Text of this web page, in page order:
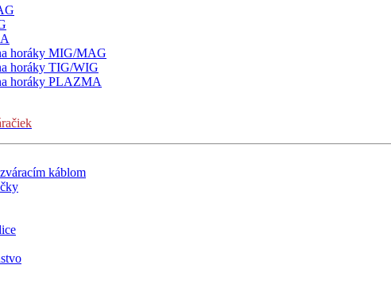
horáky MIG/MAG
horáky TIG/WIG
horáky PLAZMA
káblom